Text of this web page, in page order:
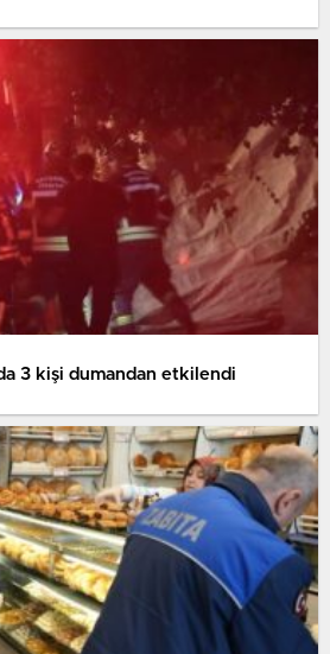
3 kişi dumandan etkilendi